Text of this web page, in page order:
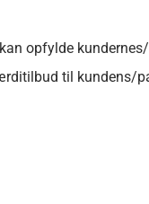
opfylde
til kundens/